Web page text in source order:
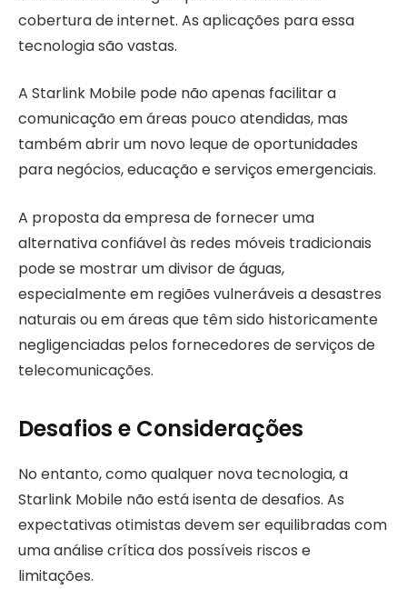
cobertura de internet. As aplicações para essa
tecnologia são vastas.
A Starlink Mobile pode não apenas facilitar a
comunicação em áreas pouco atendidas, mas
também abrir um novo leque de oportunidades
para negócios, educação e serviços emergenciais.
A proposta da empresa de fornecer uma
alternativa confiável às redes móveis tradicionais
pode se mostrar um divisor de águas,
especialmente em regiões vulneráveis a desastres
naturais ou em áreas que têm sido historicamente
negligenciadas pelos fornecedores de serviços de
telecomunicações.
Desafios e Considerações
No entanto, como qualquer nova tecnologia, a
Starlink Mobile não está isenta de desafios. As
expectativas otimistas devem ser equilibradas com
uma análise crítica dos possíveis riscos e
limitações.